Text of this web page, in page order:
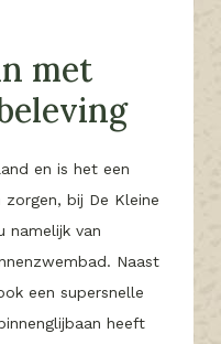
met
en is het een
bij De Kleine
namelijk van
Naast
een supersnelle
heeft